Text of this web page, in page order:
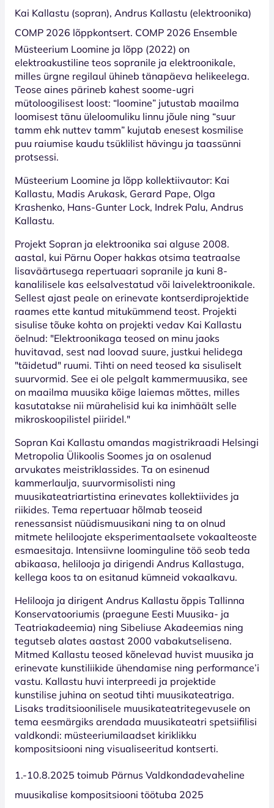
Kai Kallastu (sopran), Andrus Kallastu (elektroonika)
COMP 2026 lõppkontsert. COMP 2026 Ensemble
Müsteerium Loomine ja lõpp (2022) on
elektroakustiline teos sopranile ja elektroonikale,
milles ürgne regilaul ühineb tänapäeva helikeelega.
Teose aines pärineb kahest soome-ugri
mütoloogilisest loost: “loomine” jutustab maailma
loomisest tänu üleloomuliku linnu jõule ning “suur
tamm ehk nuttev tamm” kujutab enesest kosmilise
puu raiumise kaudu tsüklilist hävingu ja taassünni
protsessi.
Müsteerium Loomine ja lõpp kollektiivautor: Kai
Kallastu, Madis Arukask, Gerard Pape, Olga
Krashenko, Hans-Gunter Lock, Indrek Palu, Andrus
Kallastu.
Projekt Sopran ja elektroonika sai alguse 2008.
aastal, kui Pärnu Ooper hakkas otsima teatraalse
lisaväärtusega repertuaari sopranile ja kuni 8-
kanalilisele kas eelsalvestatud või laivelektroonikale.
Sellest ajast peale on erinevate kontserdiprojektide
raames ette kantud mitukümmend teost. Projekti
sisulise tõuke kohta on projekti vedav Kai Kallastu
öelnud: "Elektroonikaga teosed on minu jaoks
huvitavad, sest nad loovad suure, justkui helidega
"täidetud" ruumi. Tihti on need teosed ka sisuliselt
suurvormid. See ei ole pelgalt kammermuusika, see
on maailma muusika kõige laiemas mõttes, milles
kasutatakse nii mürahelisid kui ka inimhäält selle
mikroskoopilistel piiridel."
Sopran Kai Kallastu omandas magistrikraadi Helsingi
Metropolia Ülikoolis Soomes ja on osalenud
arvukates meistriklassides. Ta on esinenud
kammerlaulja, suurvormisolisti ning
muusikateatriartistina erinevates kollektiivides ja
riikides. Tema repertuaar hõlmab teoseid
renessansist nüüdismuusikani ning ta on olnud
mitmete heliloojate eksperimentaalsete vokaalteoste
esmaesitaja. Intensiivne loominguline töö seob teda
abikaasa, helilooja ja dirigendi Andrus Kallastuga,
kellega koos ta on esitanud kümneid vokaalkavu.
Helilooja ja dirigent Andrus Kallastu õppis Tallinna
Konservatooriumis (praegune Eesti Muusika- ja
Teatriakadeemia) ning Sibeliuse Akadeemias ning
tegutseb alates aastast 2000 vabakutselisena.
Mitmed Kallastu teosed kõnelevad huvist muusika ja
erinevate kunstiliikide ühendamise ning performance’i
vastu. Kallastu huvi interpreedi ja projektide
kunstilise juhina on seotud tihti muusikateatriga.
Lisaks traditsioonilisele muusikateatritegevusele on
tema eesmärgiks arendada muusikateatri spetsiifilisi
valdkondi: müsteeriumilaadset kiriklikku
kompositsiooni ning visualiseeritud kontserti.
1.-10.8.2025 toimub Pärnus Valdkondadevaheline
muusikalise kompositsiooni töötuba 2025